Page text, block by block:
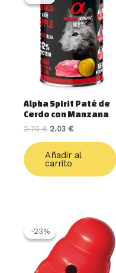
Alpha Spirit Paté de
Cerdo con Manzana
2.70€
original
era:
2.70 €.
2.03 €
actual
es:
2.03 €.
Añadir al
carrito
-23%
-23%
Rango
precios:
16.99 €